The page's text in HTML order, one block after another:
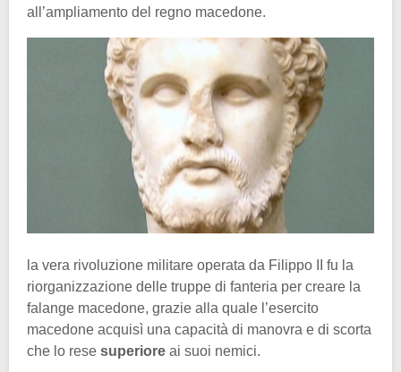
all’ampliamento del regno macedone.
la vera rivoluzione militare operata da Filippo II fu la
riorganizzazione delle truppe di fanteria per creare la
falange macedone, grazie alla quale l’esercito
macedone acquisì una capacità di manovra e di scorta
che lo rese superiore ai suoi nemici.